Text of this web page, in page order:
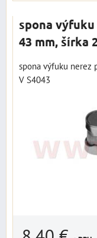
spona
43 mm, šírka
spona výfuku nerez
V S4043